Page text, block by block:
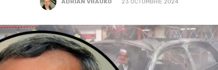
ADRIAN VRAUKO 23 OCTOMBRIE 2024